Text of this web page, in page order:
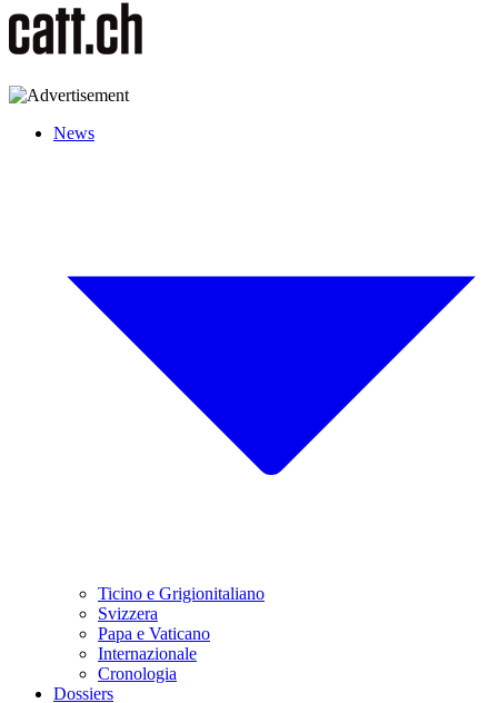
News
Ticino e Grigionitaliano
Svizzera
Papa e Vaticano
Internazionale
Cronologia
Dossiers